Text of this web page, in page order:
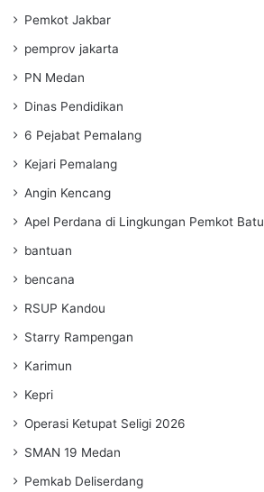
Pemkot Jakbar
pemprov jakarta
PN Medan
Dinas Pendidikan
6 Pejabat Pemalang
Kejari Pemalang
Angin Kencang
Apel Perdana di Lingkungan Pemkot Batu
bantuan
bencana
RSUP Kandou
Starry Rampengan
Karimun
Kepri
Operasi Ketupat Seligi 2026
SMAN 19 Medan
Pemkab Deliserdang